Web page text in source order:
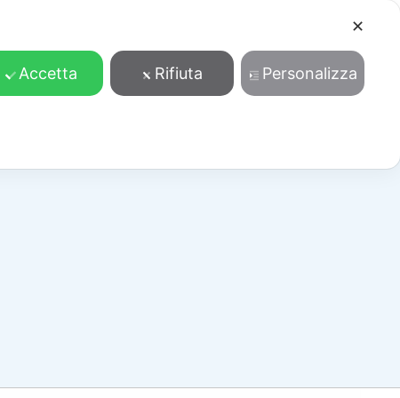
Cosa facciamo Contatti Accedi/Registrati
✕
Accetta Rifiuta Personalizza